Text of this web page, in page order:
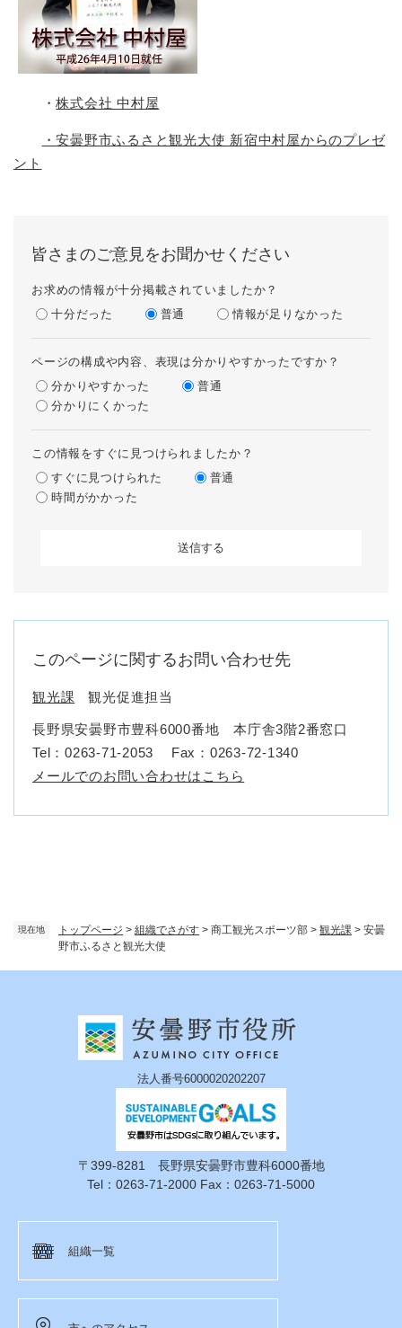
現在地 トップページ > 組織でさがす > 商工観光スポーツ部 > 観光課 > 安曇
野市ふるさと観光大使
・株式会社 中村屋
・安曇野市ふるさと観光大使 新宿中村屋からのプレゼ
ント
皆さまのご意見をお聞かせください
お求めの情報が十分掲載されていましたか？
十分だった
普通 情報が足りなかった
ページの構成や内容、表現は分かりやすかったですか？
分かりやすかった
普通
分かりにくかった
この情報をすぐに見つけられましたか？
すぐに見つけられた
普通
時間がかかった
このページに関するお問い合わせ先
観光課 観光促進担当
長野県安曇野市豊科6000番地 本庁舎3階2番窓口
Tel：0263-71-2053
Fax：0263-72-1340
メールでのお問い合わせはこちら
法人番号6000020202207
〒399-8281 長野県安曇野市豊科6000番地
Tel：0263-71-2000 Fax：0263-71-5000
組織一覧